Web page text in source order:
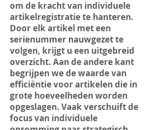
om de kracht van individuele
artikelregistratie te hanteren.
Door elk artikel met een
serienummer nauwgezet te
volgen, krijgt u een uitgebreid
overzicht. Aan de andere kant
begrijpen we de waarde van
efficiëntie voor artikelen die in
grote hoeveelheden worden
opgeslagen. Vaak verschuift de
focus van individuele